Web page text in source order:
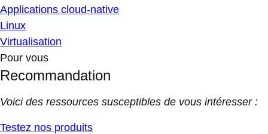
Applications cloud-native
Linux
Virtualisation
Pour vous
Recommandation
Voici des ressources susceptibles de vous intéresser :
Testez nos produits